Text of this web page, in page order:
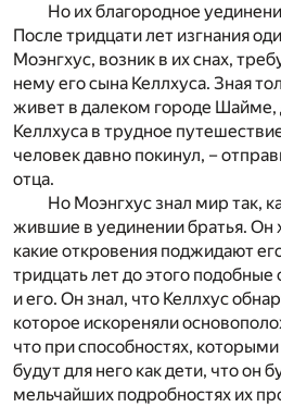
Но их благородное
После тридцати лет изгнания
Моэнгхус, возник в их снах,
нему его сына Келлхуса. Зная
живет в далеком городе Шайме,
Келлхуса в трудное
человек давно покинул, –
отца.
Но Моэнгхус знал мир так,
жившие в уединении братья. Он
какие откровения поджидают
тридцать лет до этого
и его. Он знал, что Келлхус
которое искореняли
что при способностях,
будут для него как дети, что он
мельчайших подробностях их